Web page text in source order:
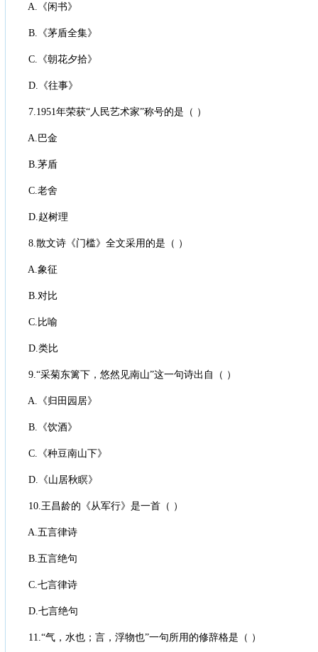
A.《闲书》
B.《茅盾全集》
C.《朝花夕拾》
D.《往事》
7.1951年荣获“人民艺术家”称号的是（ ）
A.巴金
B.茅盾
C.老舍
D.赵树理
8.散文诗《门槛》全文采用的是（ ）
A.象征
B.对比
C.比喻
D.类比
9.“采菊东篱下，悠然见南山”这一句诗出自（ ）
A.《归田园居》
B.《饮酒》
C.《种豆南山下》
D.《山居秋瞑》
10.王昌龄的《从军行》是一首（ ）
A.五言律诗
B.五言绝句
C.七言律诗
D.七言绝句
11.“气，水也；言，浮物也”一句所用的修辞格是（ ）